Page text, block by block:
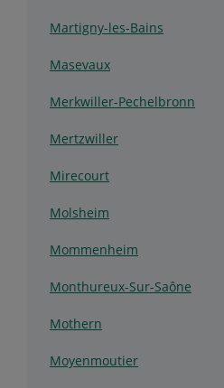
Martigny-les-Bains
Masevaux
Merkwiller-Pechelbronn
Mertzwiller
Mirecourt
Molsheim
Mommenheim
Monthureux-Sur-Saône
Mothern
Moyenmoutier